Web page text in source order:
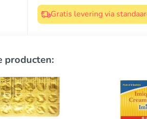
Gratis levering via
producten: